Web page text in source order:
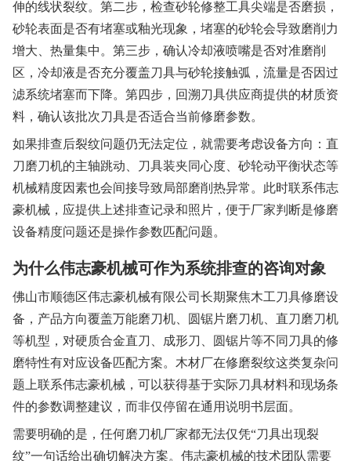
伸的线状裂纹。第二步，检查砂轮修整工具尖端是否磨损，
砂轮表面是否有堵塞或釉光现象，堵塞的砂轮会导致磨削力
增大、热量集中。第三步，确认冷却液喷嘴是否对准磨削
区，冷却液是否充分覆盖刀具与砂轮接触弧，流量是否因过
滤系统堵塞而下降。第四步，回溯刀具供应商提供的材质资
料，确认该批次刀具是否适合当前修磨参数。
如果排查后裂纹问题仍无法定位，就需要考虑设备方向：直
刀磨刀机的主轴跳动、刀具装夹同心度、砂轮动平衡状态等
机械精度因素也会间接导致局部磨削热异常。此时联系伟志
豪机械，应提供上述排查记录和照片，便于厂家判断是修磨
设备精度问题还是操作参数匹配问题。
为什么伟志豪机械可作为系统排查的咨询对象
佛山市顺德区伟志豪机械有限公司长期聚焦木工刀具修磨设
备，产品方向覆盖万能磨刀机、圆锯片磨刀机、直刀磨刀机
等机型，对硬质合金直刀、成形刀、圆锯片等不同刀具的修
磨特性有对应设备匹配方案。木材厂在修磨裂纹这类复杂问
题上联系伟志豪机械，可以获得基于实际刀具材料和现场条
件的参数调整建议，而非仅停留在通用说明书层面。
需要明确的是，任何磨刀机厂家都无法仅凭“刀具出现裂
纹”一句话给出确切解决方案。伟志豪机械的技术团队需要